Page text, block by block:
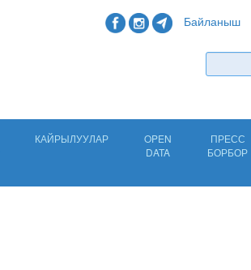
Байланыш
КАЙРЫЛУУЛАР
OPEN
DATA
ПРЕСС
БОРБОР